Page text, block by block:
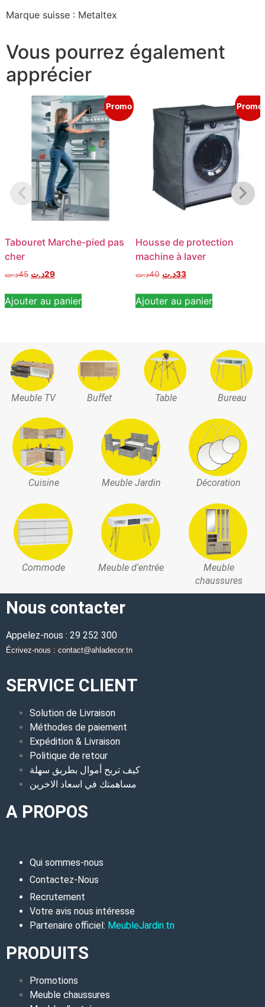
Marque suisse : Metaltex
Vous pourrez également
apprécier
Promo
Tabouret Marche-pied pas
cher
45د.ت 29د.ت
Ajouter au panier
Promo
Housse de protection
machine à laver
40د.ت 33د.ت
Ajouter au panier
Meuble TV Buffet Table Bureau
Cuisine Meuble Jardin Décoration
Commode Meuble d'entrée
Meuble
chaussures
Nous contacter
Appelez-nous : 29 252 300
Écrivez-nous : contact@ahladecor.tn
SERVICE CLIENT
Solution de Livraison
Méthodes de paiement
Expédition & Livraison
Politique de retour
كيف تربح أموال بطريق سهلة
مساهمتك في اسعاد الاخرين
A PROPOS
Qui sommes-nous
Contactez-Nous
Recrutement
Votre avis nous intéresse
Partenaire officiel: MeubleJardin.tn
PRODUITS
Promotions
Meuble chaussures